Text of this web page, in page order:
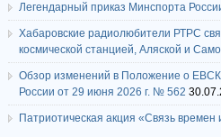
Легендарный приказ Минспорта
Хабаровские радиолюбители РТРС
космической станцией, Аляской и
Обзор изменений в Положение о
России от 29 июня 2026 г. № 562
Патриотическая акция «Связь времен